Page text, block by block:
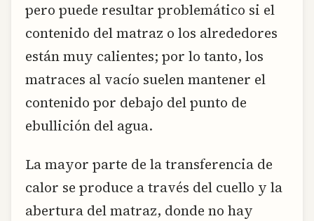
pero puede resultar problemático si el
contenido del matraz o los alrededores
están muy calientes; por lo tanto, los
matraces al vacío suelen mantener el
contenido por debajo del punto de
ebullición del agua.
La mayor parte de la transferencia de
calor se produce a través del cuello y la
abertura del matraz, donde no hay